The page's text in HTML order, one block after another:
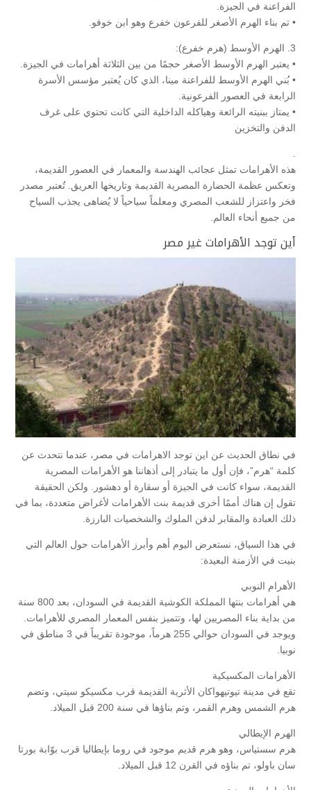
الفراعنة في الجيزة.
• تم بناء الهرم الأصغر للفرعون خفرع وهو ابن خوفو.
3. الهرم الأوسط (هرم خفرع):
• يعتبر الهرم الأوسط الأصغر حجمًا من بين الثلاثة أهرامات في الجيزة.
• بُني الهرم الأوسط للفراعنة مينا، الذي كان يُعتبر مؤسس الأسرة
الرابعة في العصور الفرعونية.
• يمتاز ببنيته الرائعة وهياكله الداخلية التي كانت تحتوي على غرف
الدفن والتخزين
.
هذه الأهرامات تمثل عجائب الهندسة والمعمار في العصور القديمة،
وتعكس عظمة الحضارة المصرية القديمة وتاريخها العريق. تُعتبر مصدر
فخر واعتزاز للشعب المصري ومعلماً سياحياً لا يُضاهى يجذب السياح
من جميع أنحاء العالم.
أين توجد الأهرامات غير مصر
في نطاق الحديث عن اين توجد الاهرامات في مصر، عندما نتحدث عن
كلمة “هرم”، فإن أول ما يتبادر إلى أذهاننا هو الأهرامات المصرية
القديمة، سواء كانت في الجيزة أو سقارة أو دهشور. ولكن الحقيقة
تقول إن هناك أممًا أخرى قديمة بنت الأهرامات لأغراض متعددة، بما في
ذلك العبادة والمقابر لدفن الملوك والشخصيات البارزة.
في هذا السياق، نستعرض اليوم أهم وأبرز الأهرامات حول العالم التي
بنيت في الأزمنة البعيدة:
الأهرام النوبي
هي أهرامات بنتها المملكة الكوشية القديمة في السودان، بعد 800 سنة
من بداية بناء المصريين لها، وتتميز بنفس المعمار المصري للأهرامات.
ويوجد في السودان حوالي 255 هرماً، موجودة تقريباً في 3 مناطق في
نوبيا.
الأهرامات المكسيكية
تقع في مدينة تيوتيهواكان الأثرية القديمة قرب مكسيكو سيتي، وتضم
هرم الشمس وهرم القمر، وتم بناؤها في سنة 200 قبل الميلاد.
الهرم الإيطالي
هرم سستياس، وهو هرم قديم موجود في روما بإيطاليا قرب بوّابة بورتا
سان باولو، تم بناؤه في القرن 12 قبل الميلاد.